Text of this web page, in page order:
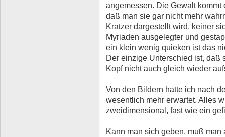
angemessen. Die Gewalt
daß man sie gar nicht mehr
Kratzer dargestellt wird, keiner
Myriaden ausgelegter und
ein klein wenig quieken ist das
Der einzige Unterschied ist,
Kopf nicht auch gleich wieder
Von den Bildern hatte ich nach
wesentlich mehr erwartet. Alles
zweidimensional, fast wie ein
Kann man sich geben, muß man